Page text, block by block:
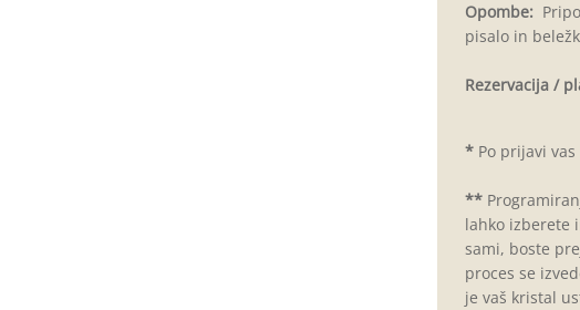
Opombe:
pisalo in
Rezervacija /
*Po prijavi vas
**
lahko izberete
sami, boste
proces se
je vaš kristal